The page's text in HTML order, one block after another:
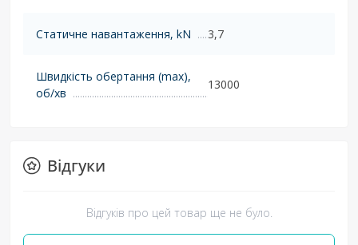
Статичне навантаження, kN 3,7
Швидкість обертання (max),
об/хв
13000
Відгуки
Відгуків про цей товар ще не було.